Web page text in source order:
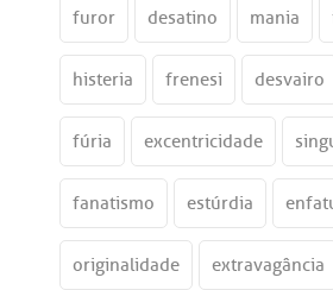
furor desatino mania
histeria frenesi desvairo
fúria excentricidade
fanatismo estúrdia
originalidade extravagância